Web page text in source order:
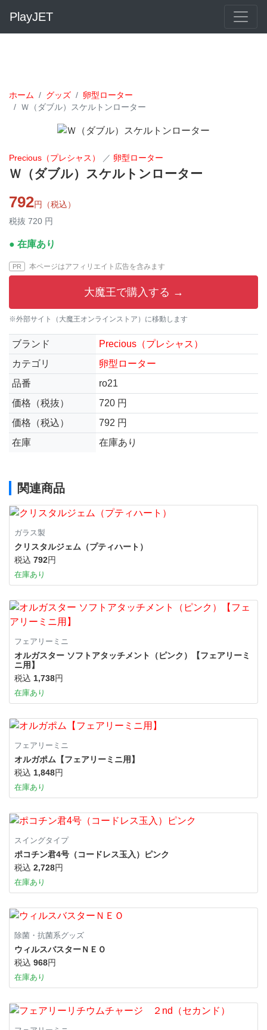
PlayJET
ホーム グッズ
卵型ローター
Ｗ（ダブル）スケルトンローター
Precious（プレシャス） ／ 卵型ローター
Ｗ（ダブル）スケルトンローター
792円（税込）
税抜 720 円
● 在庫あり
PR 本ページはアフィリエイト広告を含みます
大魔王で購入する →
※外部サイト（大魔王オンラインストア）に移動します
ブランド
Precious（プレシャス）
カテゴリ
卵型ローター
品番
ro21
価格（税抜）
720 円
価格（税込）
792 円
在庫
在庫あり
関連商品
ガラス製
クリスタルジェム（プティハート）
税込 792円
在庫あり
フェアリーミニ
オルガスター ソフトアタッチメント（ピンク）【フェアリーミ
ニ用】
税込 1,738円
在庫あり
フェアリーミニ
オルガポム【フェアリーミニ用】
税込 1,848円
在庫あり
スイングタイプ
ポコチン君4号（コードレス玉入）ピンク
税込 2,728円
在庫あり
除菌・抗菌系グッズ
ウィルスバスターＮＥＯ
税込 968円
在庫あり